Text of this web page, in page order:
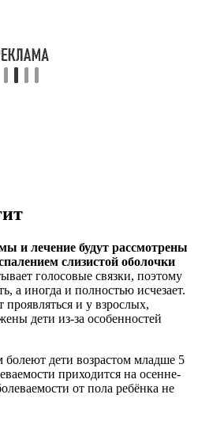
и лечение будут рассмотрены
слизистой оболочки
голосовые связки, поэтому
а иногда и полностью исчезает.
и у взрослых,
дети из-за особенностей
болеют дети возрастом младше 5
приходится на осенне-
от пола ребёнка не